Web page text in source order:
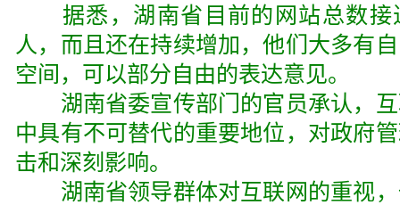
据悉，湖南省目前的网站总数接
人，而且还在持续增加，他们大多有
空间，可以部分自由的表达意见。
湖南省委宣传部门的官员承认，互
中具有不可替代的重要地位，对政府
击和深刻影响。
湖南省领导群体对互联网的重视，